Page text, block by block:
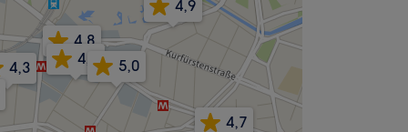
4,7
4,8
4,9
4,3 4,7
5,0